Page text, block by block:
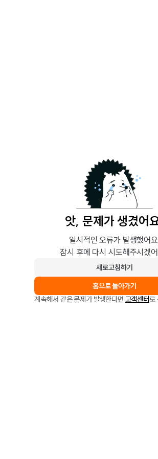
앗, 문제가 생겼어
일시적인 오류가 발생했어
잠시 후에 다시 시도해주시겠
새로고침하기
홈으로 돌아가기
계속해서 같은 문제가 발생한다면 고객센터로